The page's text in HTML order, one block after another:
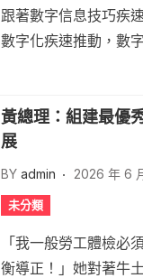
跟著數字信息技巧疾
數字化疾速推動，數
黃總理：組建最優
展
BY admin 2026 年 6
未分類
「我一般勞工體檢必
衡導正！」她對著牛